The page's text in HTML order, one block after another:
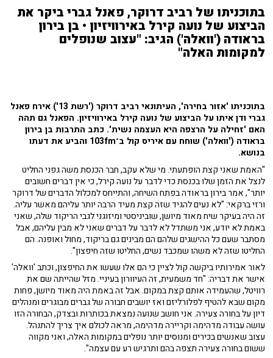
בתוכניתו של רביב דרוקר, פאנל גברי ביקר את
הביצוע של נועה קירל באירוויזיון • בן בירון
בראודה ('וואלה') הגיב: "עצוב שנופלים
למקומות האלה"
בתוכניתו 'אזור בחירה', העיתונאי רביב דרוקר ('רשת 13') אירח פאנל
גברי ודן איתו על הביצוע של נועה קירל באירוויזיון. הפאנל גם תהה
האם 'זחילה על הרצפה היא העצמה נשית'. כתב התרבות בן בירון
בראודה ('וואלה') שוחח עם איריס קול ב־103fm והביע את דעתו
בנושא.
"האמת שאני קצת הופתעתי. מי שלא עקב, חבר הכנסת משה גפני החליט
לנצל את הזמן שלו בכנסת כדי לדבר על נועה קירל, כי אין דברים חשובים
יותר", אמר בירון בראודה בפתח השיחה, והתייחס למכלול הדברים של דרוקר
ורזי ברקאי: "לא נעים להגיד שזה קצת מעיד הרבה יותר עליהם מאשר עליה.
זה היה בעיקר שיח מאוד מיושן, שוביניסטי ומיזוגני לגבי הריקוד שלה, שאני
באמת לא יודע, אני משתדל לא לדבר על דברים שאני לא מבין עליהם, אבל
מסתבר שעם כל ההישגים שלהם הם מבינים גם בריקוד, מחול ואופנה. הם
החליטו שזה לא משהו שמכבד נשים, החליטו שזה חיפצון".
לאור אמירותיו ביקשה קול לציין כי הם אלו שעשו את החיפצון, וכתב 'וואלה'
אישר את דבריה: "חד משמעית, זה העיוורון בעיניי. מזל שהייתה שם את
רוויטל, שהעמידה אותם קצת במקום. אבל זה באמת היה מאוד מיושן, פחות
מקום שבא להטיף לפלורליזם ואז יושבים חבורה של גברים מבוגרים ומנהלים
דיון על בחורה צעירה. אני חושב שנועה נמצאת בכותרות ובצדק, הבחורה הזו
עושה עבודה מדהימה וקריירה מדהימה, מראה לכולם איך צריך להתנהל.
עצוב שאנשים בכירים ומנוסים יותר נופלים במקומות האלה, ואני מקווה
ששום בחורה צעירה תצפה בהם ותרגיש רע עם עצמה".